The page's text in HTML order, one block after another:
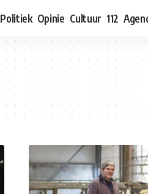
Politiek Opinie Cultuur 112